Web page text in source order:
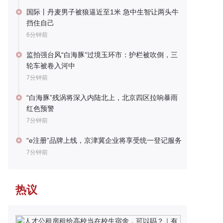
国际丨丹麦男子被狼逼近至1米 急中生智让两头牛
挡住自己
6分钟前
监拍强台风“白海豚”过境玉环市：护栏被吹倒，三
轮车被卷入河中
7分钟前
“白海豚”残涡将深入内陆北上，北京四区拉响暴雨
红色预警
7分钟前
“e注册”品牌上线，京津冀企业将享受统一登记服务
7分钟前
热议